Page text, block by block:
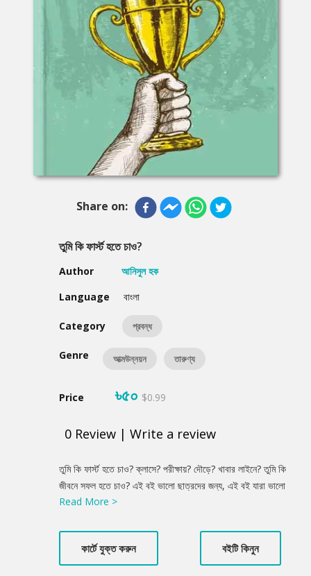
Share on:
তুমি কি ফার্স্ট হতে চাও?
Author
আনিসুল হক
Language
বাংলা
Category প্রবন্ধ
Genre আত্মউন্নয়ন তারুণ্য
Price ৳৫০ $0.99
0 Review | Write a review
Product
Summery
তুমি কি ফার্স্ট হতে চাও? ক্লাসে? পরীক্ষায়? দৌড়ে? খাবার লাইনে? তুমি কি
জীবনে সফল হতে চাও? এই বই ভালো ছাত্রদের জন্য, এই বই যারা ভালো
ছাত্র নয়, তাদেরও জন্য। এই বইয়ে সর্বকালের সর্বশ্রেষ্ঠ বাঙালিদের জীবনী
কথা, পরীক্ষায় ভালো করার পরামর্শ আছে এতে। আছে জীবনে সফল হওয়ার
সূত্র নিয়ে আলোচনা। এই বইয়ে বলা হয়েছে, প্রতিটা জীবনই সফল। আসল
কথা হলো, ভালো মানুষ হওয়া।
Read More >
কার্টে যুক্ত করুন বইটি কিনুন